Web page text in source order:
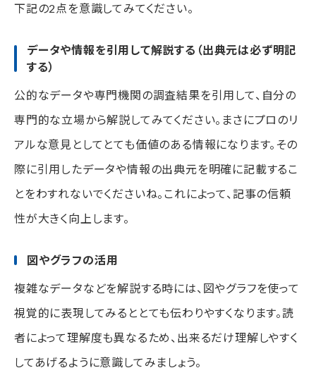
下記の2点を意識してみてください。
データや情報を引用して解説する（出典元は必ず明記
する）
公的なデータや専門機関の調査結果を引用して、自分の
専門的な立場から解説してみてください。まさにプロのリ
アルな意見としてとても価値のある情報になります。その
際に引用したデータや情報の出典元を明確に記載するこ
とをわすれないでくださいね。これによって、記事の信頼
性が大きく向上します。
図やグラフの活用
複雑なデータなどを解説する時には、図やグラフを使って
視覚的に表現してみるととても伝わりやすくなります。読
者によって理解度も異なるため、出来るだけ理解しやすく
してあげるように意識してみましょう。